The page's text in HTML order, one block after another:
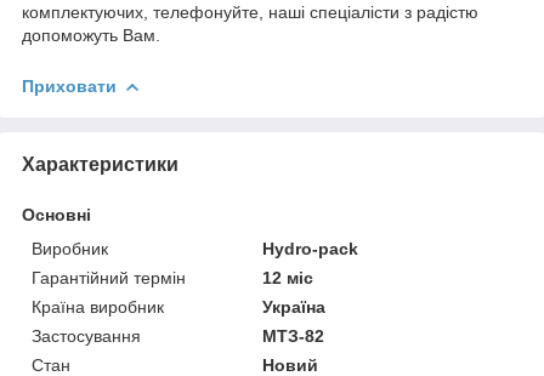
комплектуючих, телефонуйте, наші спеціалісти з радістю
допоможуть Вам.
Приховати
Характеристики
Основні
Виробник
Hydro-pack
Гарантійний термін
12 міс
Країна виробник
Україна
Застосування
МТЗ-82
Стан
Новий